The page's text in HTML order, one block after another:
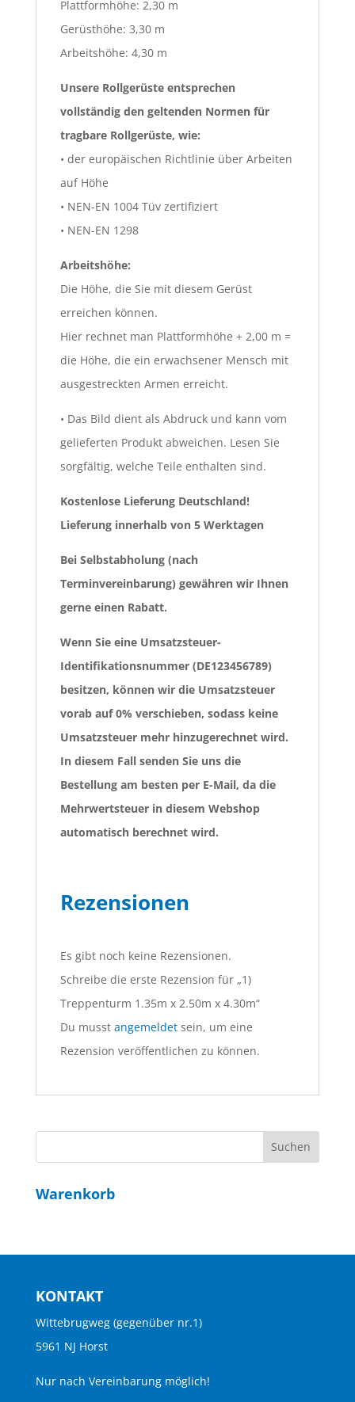
Plattformhöhe: 2,30 m
Gerüsthöhe: 3,30 m
Arbeitshöhe: 4,30 m
Unsere Rollgerüste entsprechen
vollständig den geltenden Normen für
tragbare Rollgerüste, wie:
• der europäischen Richtlinie über Arbeiten
auf Höhe
• NEN-EN 1004 Tüv zertifiziert
• NEN-EN 1298
Arbeitshöhe:
Die Höhe, die Sie mit diesem Gerüst
erreichen können.
Hier rechnet man Plattformhöhe + 2,00 m =
die Höhe, die ein erwachsener Mensch mit
ausgestreckten Armen erreicht.
• Das Bild dient als Abdruck und kann vom
gelieferten Produkt abweichen. Lesen Sie
sorgfältig, welche Teile enthalten sind.
Kostenlose Lieferung Deutschland!
Lieferung innerhalb von 5 Werktagen
Bei Selbstabholung (nach
Terminvereinbarung) gewähren wir Ihnen
gerne einen Rabatt.
Wenn Sie eine Umsatzsteuer-
Identifikationsnummer (DE123456789)
besitzen, können wir die Umsatzsteuer
vorab auf 0% verschieben, sodass keine
Umsatzsteuer mehr hinzugerechnet wird.
In diesem Fall senden Sie uns die
Bestellung am besten per E-Mail, da die
Mehrwertsteuer in diesem Webshop
automatisch berechnet wird.
Rezensionen
Es gibt noch keine Rezensionen.
Schreibe die erste Rezension für „1)
Treppenturm 1.35m x 2.50m x 4.30m“
Du musst angemeldetsein, um eine
Rezension veröffentlichen zu können.
Warenkorb
KONTAKT
Wittebrugweg (gegenüber nr.1)
5961 NJ Horst
Nur nach Vereinbarung möglich!